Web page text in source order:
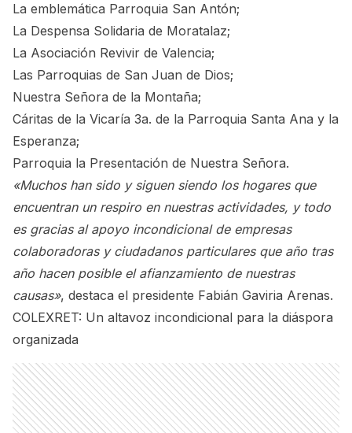
La emblemática Parroquia San Antón;
La Despensa Solidaria de Moratalaz;
La Asociación Revivir de Valencia;
Las Parroquias de San Juan de Dios;
Nuestra Señora de la Montaña;
Cáritas de la Vicaría 3a. de la Parroquia Santa Ana y la
Esperanza;
Parroquia la Presentación de Nuestra Señora.
«Muchos han sido y siguen siendo los hogares que
encuentran un respiro en nuestras actividades, y todo
es gracias al apoyo incondicional de empresas
colaboradoras y ciudadanos particulares que año tras
año hacen posible el afianzamiento de nuestras
causas», destaca el presidente Fabián Gaviria Arenas.
COLEXRET: Un altavoz incondicional para la diáspora
organizada